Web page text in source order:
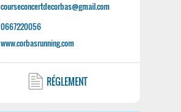
courseconcertdecorbas@gmail.com
0667220056
www.corbasrunning.com
RÉGLEMENT